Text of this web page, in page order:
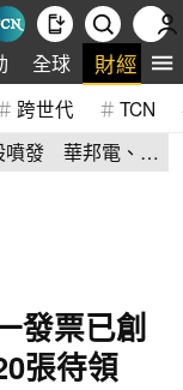
全球 財經
跨世代 TCN
噴發 華邦電、力
發票已創
張待領